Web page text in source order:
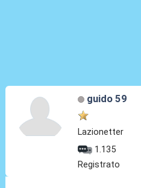
guido 59
Lazionetter
1.135
Registrato